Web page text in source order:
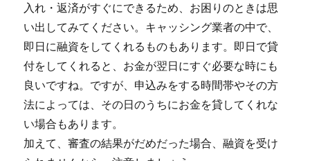
入れ・返済がすぐにできるため、お困りのときは思
い出してみてください。キャッシング業者の中で、
即日に融資をしてくれるものもあります。即日で貸
付をしてくれると、お金が翌日にすぐ必要な時にも
良いですね。ですが、申込みをする時間帯やその方
法によっては、その日のうちにお金を貸してくれな
い場合もあります。
加えて、審査の結果がだめだった場合、融資を受け